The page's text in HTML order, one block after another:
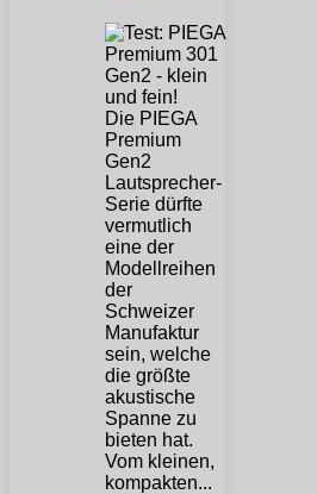
Die PIEGA
Premium
Gen2
Lautsprecher-
Serie dürfte
vermutlich
eine der
Modellreihen
der
Schweizer
Manufaktur
sein, welche
die größte
akustische
Spanne zu
bieten hat.
Vom kleinen,
kompakten...